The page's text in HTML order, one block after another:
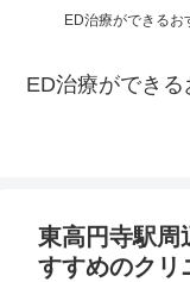
ED治療ができるお
ED治療ができ
東高円寺駅周
すすめのクリ